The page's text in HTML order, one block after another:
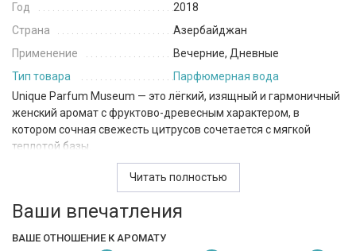
Год
2018
Страна
Азербайджан
Применение
Вечерние, Дневные
Тип товара
Парфюмерная вода
Unique Parfum Museum — это лёгкий, изящный и гармоничный
женский аромат с фруктово-древесным характером, в
котором сочная свежесть цитрусов сочетается с мягкой
теплотой базы.
С первых нот композиция раскрывается ярко и
жизнерадостно: бергамот и грейпфрут создают свежий
цитрусовый аккорд с лёгкой горчинкой, а абрикос добавляет
аромат становится более необычным и интересным. Апельсин
Читать полностью
Ваши впечатления
ВАШЕ ОТНОШЕНИЕ К АРОМАТУ